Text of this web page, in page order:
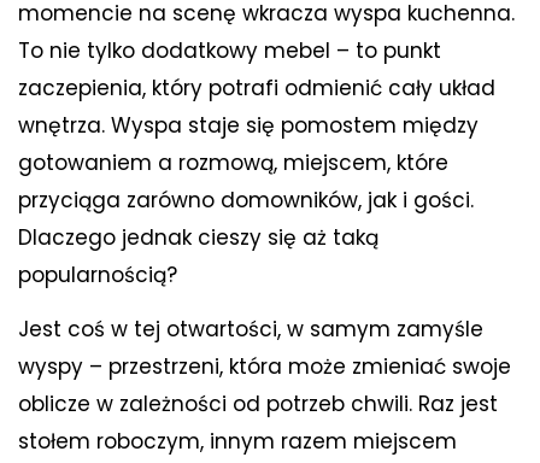
momencie na scenę wkracza wyspa kuchenna.
To nie tylko dodatkowy mebel – to punkt
zaczepienia, który potrafi odmienić cały układ
wnętrza. Wyspa staje się pomostem między
gotowaniem a rozmową, miejscem, które
przyciąga zarówno domowników, jak i gości.
Dlaczego jednak cieszy się aż taką
popularnością?
Jest coś w tej otwartości, w samym zamyśle
wyspy – przestrzeni, która może zmieniać swoje
oblicze w zależności od potrzeb chwili. Raz jest
stołem roboczym, innym razem miejscem